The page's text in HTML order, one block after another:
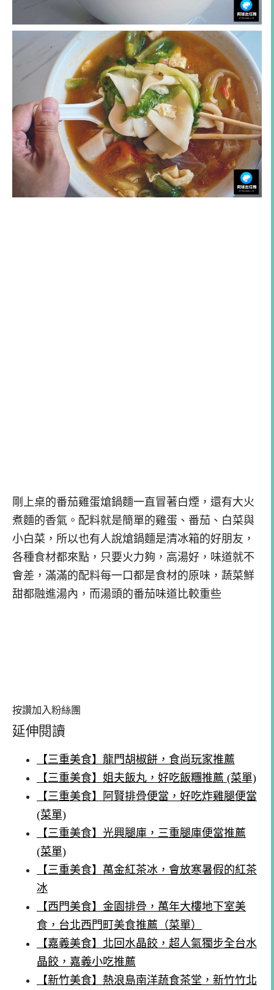
剛上桌的番茄雞蛋熗鍋麵一直冒著白煙，還有大火
煮麵的香氣。配料就是簡單的雞蛋、番茄、白菜與
小白菜，所以也有人說熗鍋麵是清冰箱的好朋友，
各種食材都來點，只要火力夠，高湯好，味道就不
會差，滿滿的配料每一口都是食材的原味，蔬菜鮮
甜都融進湯內，而湯頭的番茄味道比較重些
按讚加入粉絲團
延伸閱讀
【三重美食】龍門胡椒餅，食尚玩家推薦
【三重美食】姐夫飯丸，好吃飯糰推薦 (菜單)
【三重美食】阿賢排骨便當，好吃炸雞腿便當
(菜單)
【三重美食】光興腿庫，三重腿庫便當推薦
(菜單)
【三重美食】萬金紅茶冰，會放寒暑假的紅茶
冰
【西門美食】金園排骨，萬年大樓地下室美
食，台北西門町美食推薦（菜單）
【嘉義美食】北回水晶餃，超人氣獨步全台水
晶餃，嘉義小吃推薦
【新竹美食】熱浪島南洋蔬食茶堂，新竹竹北